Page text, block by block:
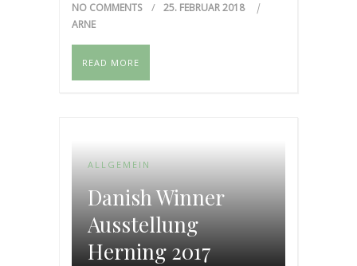
Gruppe Kiel. www.teckelklub-
kiel.de
NO COMMENTS
25. FEBRUAR 2018
ARNE
READ MORE
ALLGEMEIN
Danish Winner
Ausstellung
Herning 2017